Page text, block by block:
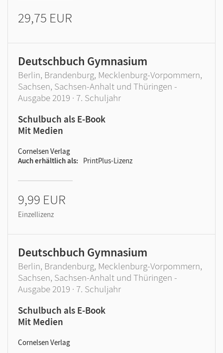
29,75 EUR
Deutschbuch Gymnasium
Berlin, Brandenburg, Mecklenburg-Vorpommern,
Sachsen, Sachsen-Anhalt und Thüringen -
Ausgabe 2019 · 7. Schuljahr
Schulbuch als E-Book
Mit Medien
Cornelsen Verlag
Auch erhältlich als
PrintPlus-Lizenz
9,99 EUR
Einzellizenz
Deutschbuch Gymnasium
Berlin, Brandenburg, Mecklenburg-Vorpommern,
Sachsen, Sachsen-Anhalt und Thüringen -
Ausgabe 2019 · 7. Schuljahr
Schulbuch als E-Book
Mit Medien
Cornelsen Verlag